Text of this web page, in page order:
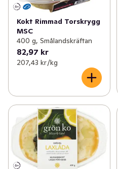
Kokt Rimmad Torskrygg
MSC
400 g, Smålandskräftan
82,97 kr
207,43 kr /kg